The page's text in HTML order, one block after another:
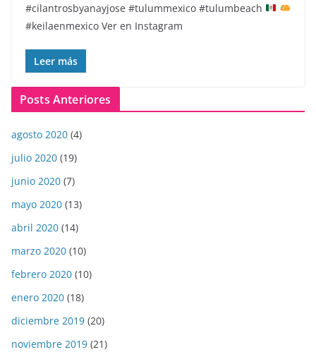
#cilantrosbyanayjose #tulummexico #tulumbeach
#keilaenmexico Ver en Instagram
Leer más
Posts Anteriores
agosto 2020 (4)
julio 2020 (19)
junio 2020 (7)
mayo 2020 (13)
abril 2020 (14)
marzo 2020 (10)
febrero 2020 (10)
enero 2020 (18)
diciembre 2019 (20)
noviembre 2019 (21)